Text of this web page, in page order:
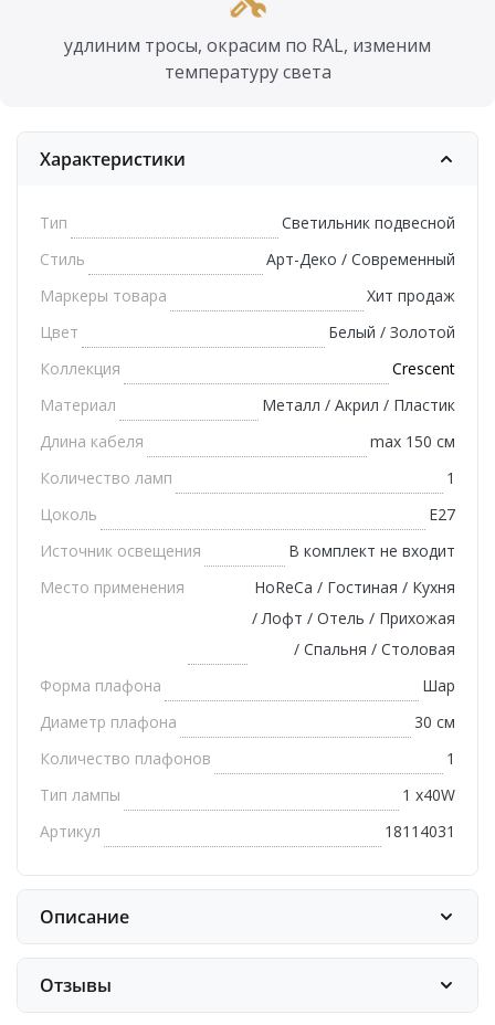
удлиним тросы, окрасим по RAL, изменим
температуру света
Характеристики
Тип
Светильник подвесной
Стиль
Арт-Деко / Современный
Маркеры товара
Хит продаж
Цвет
Белый / Золотой
Коллекция
Crescent
Материал
Металл / Акрил / Пластик
Длина кабеля
max 150 см
Количество ламп
1
Цоколь
E27
Источник освещения
В комплект не входит
Место применения
HoReCa / Гостиная / Кухня
/ Лофт / Отель / Прихожая
/ Спальня / Столовая
Форма плафона
Шар
Диаметр плафона
30 см
Количество плафонов
1
Тип лампы
1 х40W
Артикул
18114031
Описание
Отзывы